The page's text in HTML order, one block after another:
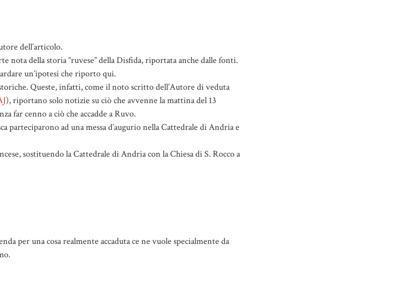
dell’articolo.
nota della storia “ruvese” della Disfida, riportata anche dalle fonti.
un’ipotesi che riporto qui.
Queste, infatti, come il noto scritto dell’Autore di veduta
), riportano solo notizie su ciò che avvenne la mattina del 13
far cenno a ciò che accadde a Ruvo.
ad una messa d’augurio nella Cattedrale di Andria e
sostituendo la Cattedrale di Andria con la Chiesa di S. Rocco a
per una cosa realmente accaduta ce ne vuole specialmente da